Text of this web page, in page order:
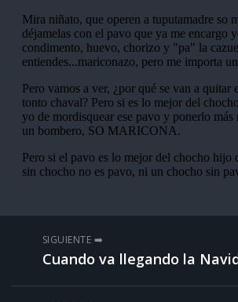
SIGUIENTE ➡️
Cuando va llegando la